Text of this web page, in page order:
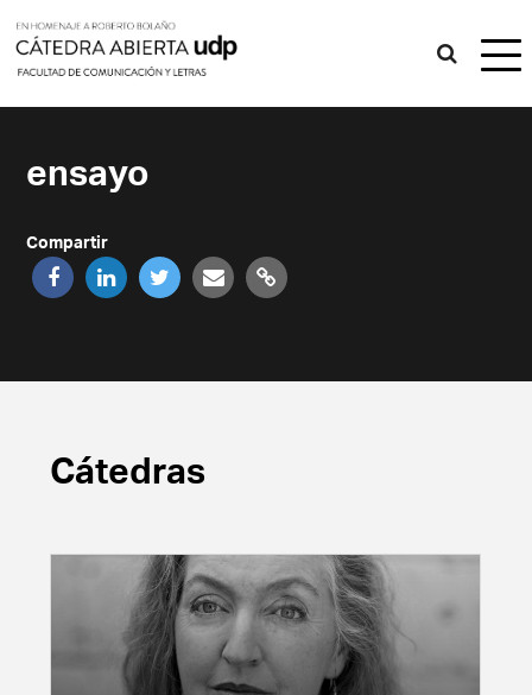
ensayo
Compartir
Cátedras